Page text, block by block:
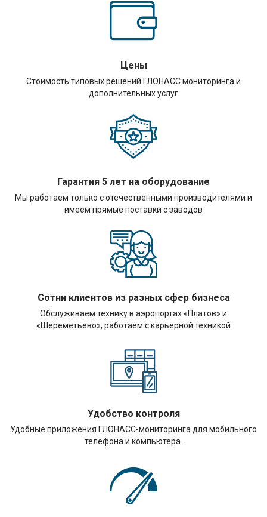
Цены
Стоимость типовых решений ГЛОНАСС мониторинга и
дополнительных услуг
Гарантия 5 лет на оборудование
Мы работаем только с отечественными производителями и
имеем прямые поставки с заводов
Сотни клиентов из разных сфер бизнеса
Обслуживаем технику в аэропортах «Платов» и
«Шереметьево», работаем с карьерной техникой
Удобство контроля
Удобные приложения ГЛОНАСС-мониторинга для мобильного
телефона и компьютера.